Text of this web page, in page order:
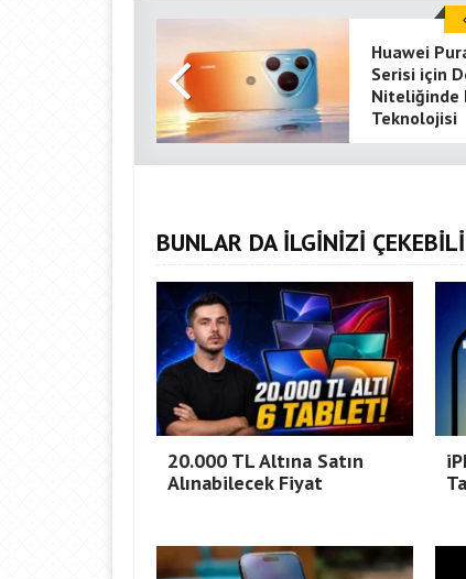
Huawei
Serisi için
Niteliğinde
Teknolojisi
BUNLAR DA İLGİNİZİ
20.000 TL Altına Satın
Alınabilecek Fiyat